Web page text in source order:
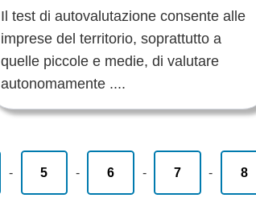
Il test di autovalutazione consente alle
imprese del territorio, soprattutto a
quelle piccole e medie, di valutare
autonomamente ....
- 5 - 6 - 7 - 8